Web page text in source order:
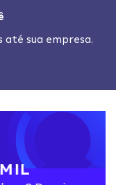
até sua empresa.